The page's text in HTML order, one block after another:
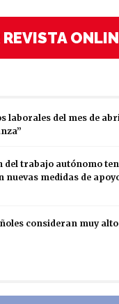
REVISTA
laborales del mes de
del trabajo autónomo
nuevas medidas de
consideran muy